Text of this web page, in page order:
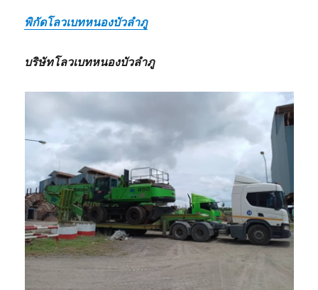
พิกัดโลวเบทหนองบัวลำภู
บริษัทโลวเบทหนองบัวลำภู